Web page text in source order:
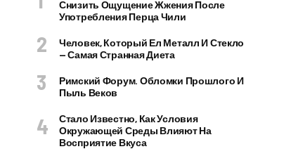
Снизить Ощущение Жжения После
Употребления Перца Чили
Человек, Который Ел Металл И Стекло
— Самая Странная Диета
Римский Форум. Обломки Прошлого И
Пыль Веков
Стало Известно, Как Условия
Окружающей Среды Влияют На
Восприятие Вкуса